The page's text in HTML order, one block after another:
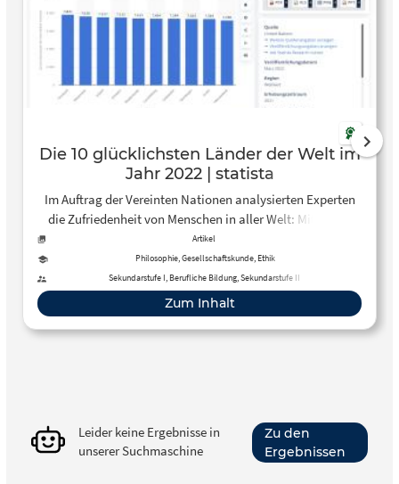
Die 10 glücklichsten Länder der Welt im
Jahr 2022 | statista
Im Auftrag der Vereinten Nationen analysierten Experten
die Zufriedenheit von Menschen in aller Welt: Mit einem
Durchschnittswert von 7.821 war Finnland zum Zeitpunkt
der Erhebung das glücklichste Land der Welt. Auf dem
zweiten Platz lag mit Dänemark ein weiteres
skandinavisches Land. Island rankte auf dem dritten Platz
mit 7.557 Punkten. Während Deutschland im Jahr 2020
noch den siebten Rang belegt, taucht die Bundesrepublik
Artikel
Philosophie, Gesellschaftskunde, Ethik
Sekundarstufe I, Berufliche Bildung, Sekundarstufe II
Zum Inhalt
Leider keine Ergebnisse in
unserer Suchmaschine
Zu den
Ergebnissen